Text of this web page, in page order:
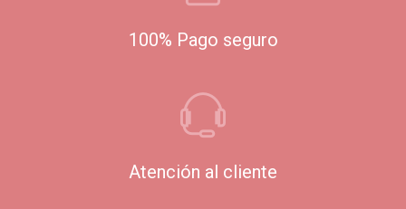
100% Pago seguro
Atención al cliente